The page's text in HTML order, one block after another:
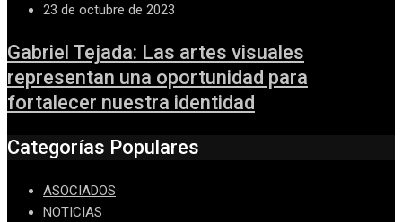
23 de octubre de 2023
Gabriel Tejada: Las artes visuales
representan una oportunidad para
fortalecer nuestra identidad
Categorías Populares
ASOCIADOS
NOTICIAS